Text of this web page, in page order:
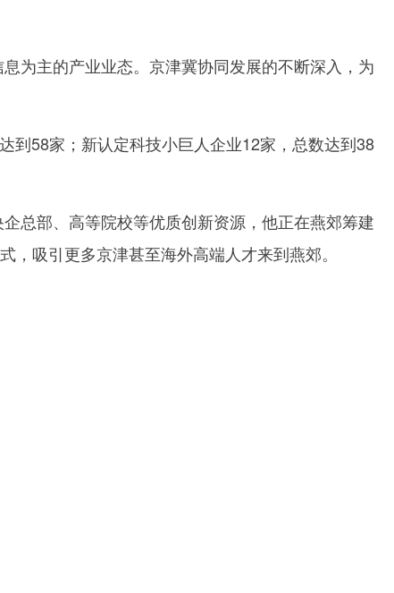
为主的产业业态。京津冀协同发展的不断深入，为
58家；新认定科技小巨人企业12家，总数达到38
总部、高等院校等优质创新资源，他正在燕郊筹建
吸引更多京津甚至海外高端人才来到燕郊。